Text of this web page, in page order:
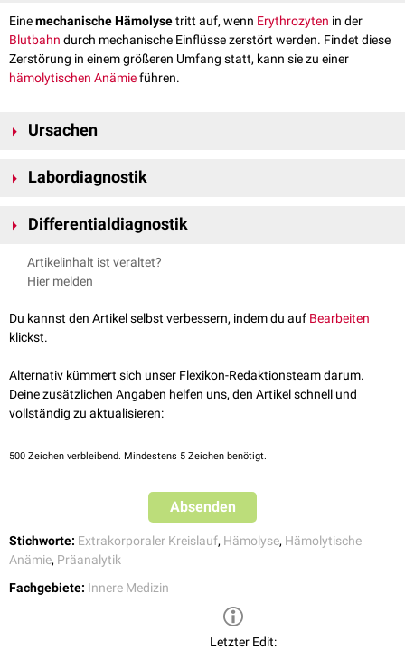
Einemechanische Hämolysetritt auf, wenn Erythrozyten in der
Blutbahn durch mechanische Einflüsse zerstört werden. Findet diese
Zerstörung in einem größeren Umfang statt, kann sie zu einer
hämolytischen Anämieführen.
Ursachen
Künstliche Herzklappen
Extrakorporale Zirkulation, z.B.
starke körperliche Belastung (
Eine mechanische Hämolyse kann auch bei der
Labordiagnostik
Retikulozytenzahl, vermindertes Haptoglobin
Differentialdiagnostik
Differentialdiagnostisch ist an eine
zu denken.
Artikelinhalt ist veraltet?
Hier melden
Du kannst den Artikel selbst verbessern, indem du auf Bearbeiten
klickst.
Alternativ kümmert sich unser Flexikon-Redaktionsteam darum.
Deine zusätzlichen Angaben helfen uns, den Artikel schnell und
vollständig zu aktualisieren:
500 Zeichen verbleibend. Mindestens 5 Zeichen benötigt.
Absenden
Stichworte: Extrakorporaler Kreislauf, Hämolyse, Hämolytische
Anämie, Präanalytik
Fachgebiete: Innere Medizin
Letzter Edit: